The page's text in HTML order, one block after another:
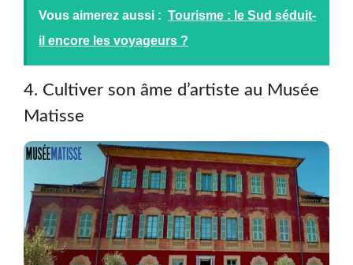
Vous aimerez aussi : Tourisme : le Sud séduit-
il encore les voyageurs ?
4. Cultiver son âme d’artiste au Musée
Matisse